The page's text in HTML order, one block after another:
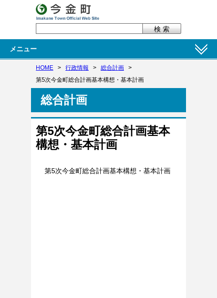
メニュー
HOME > 行政情報 > 総合計画
>
第5次今金町総合計画基本構想・基本計画
総合計画
第5次今金町総合計画基本
構想・基本計画
第5次今金町総合計画基本構想・基本計画